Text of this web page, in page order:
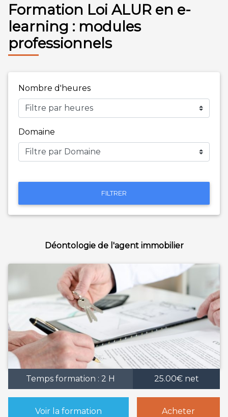
Formation Loi ALUR en e-
learning : modules
professionnels
Nombre d'heures
Domaine
FILTRER
Déontologie de l'agent immobilier
Temps formation : 2 H 25.00€ net
Voir la formation Acheter